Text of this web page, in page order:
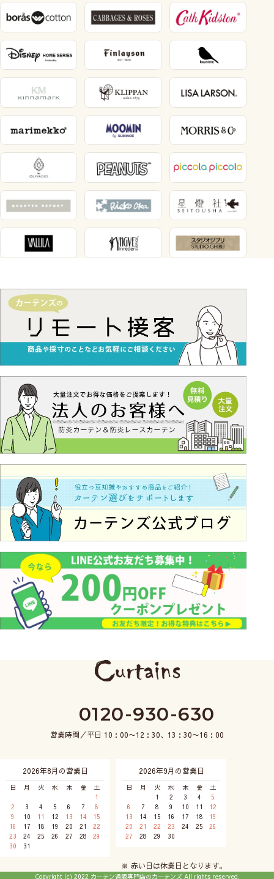
0120-930-630
営業時間／平日 10：00〜12：30、13：30〜16：00
2026年8月の営業日
日 月 火 水 木 金
土
1
2
3 4 5 6 7
8
9
10 11 12 13 14
15
16
17 18 19 20 21
22
23
24 25 26 27 28
29
30
31
2026年9月の営業日
日 月 火 水 木 金
土
1
2 3 4
5
6
7 8 9 10 11
12
13
14 15 16 17 18
19
20
21 22 23 24 25
26
27
28 29 30
※ 赤い日は休業日となります。
Copyright (c) 2022 カーテン通販専門店のカーテンズ All rights reserved.